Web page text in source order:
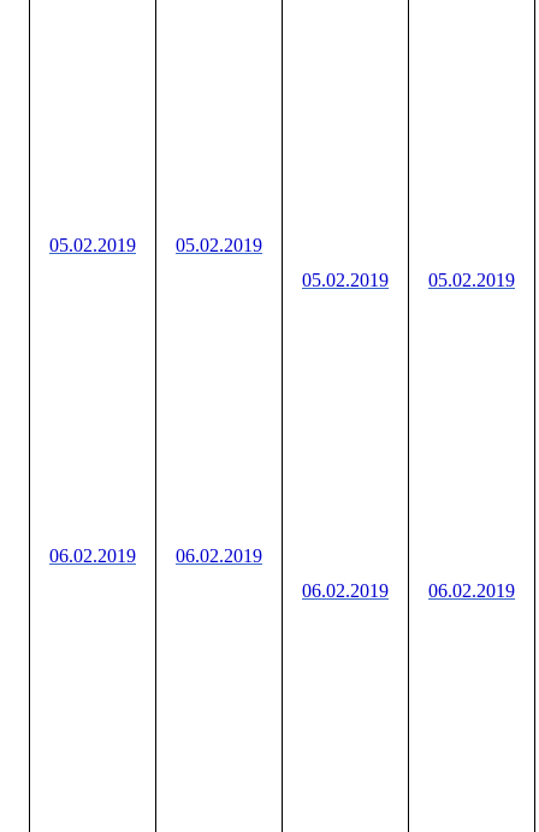
05.02.2019
06.02.2019
05.02.2019
06.02.2019
05.02.2019
06.02.2019
05.02.2019
06.02.2019